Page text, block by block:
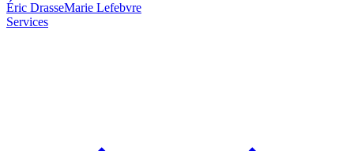
Éric DrasseMarie Lefebvre
Services